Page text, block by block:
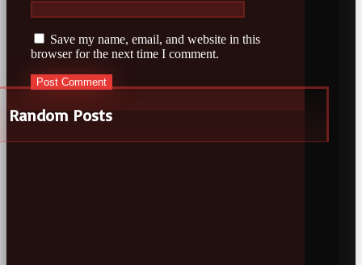
Save my name, email, and website in this
browser for the next time I comment.
Random Posts